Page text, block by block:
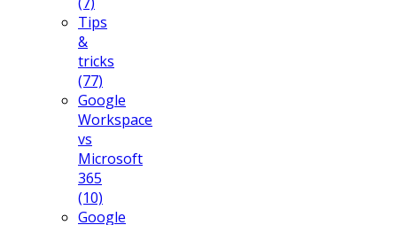
Tips
&
tricks
(77)
Google
Workspace
vs
Microsoft
365
(10)
Google